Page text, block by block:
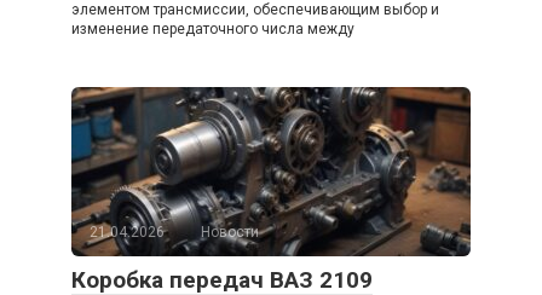
элементом трансмиссии, обеспечивающим выбор и
изменение передаточного числа между
21.04.2026 Новости
Коробка передач ВАЗ 2109